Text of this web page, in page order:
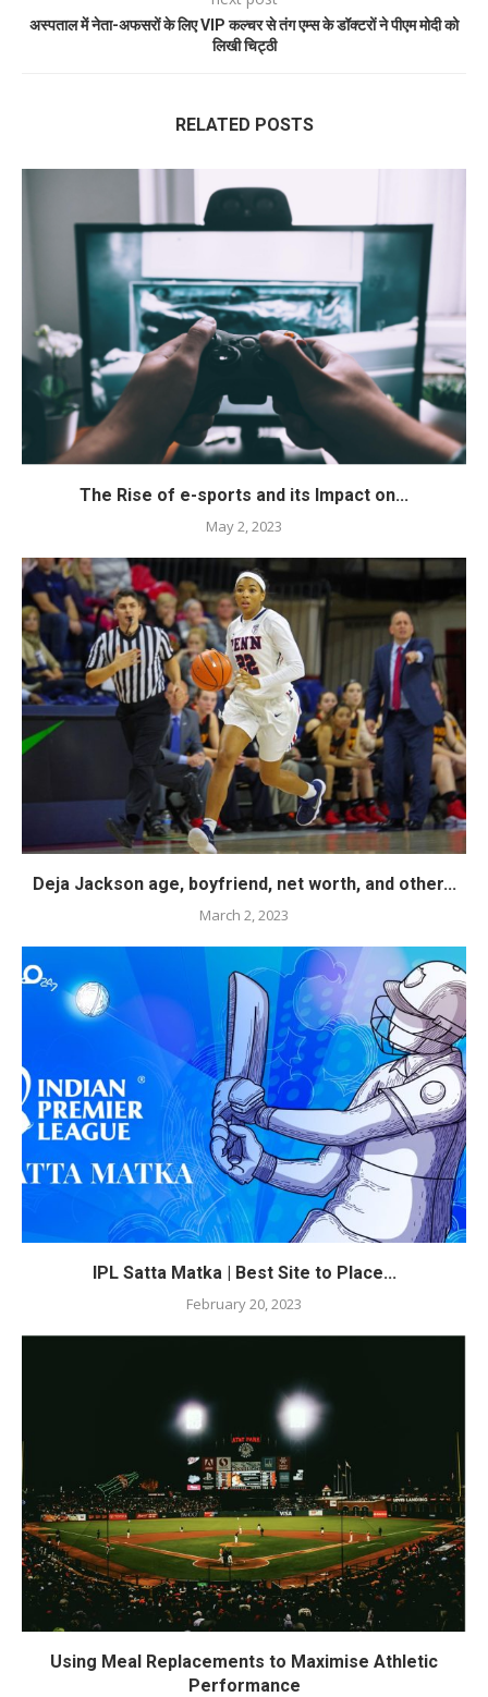
अस्पताल में नेता-अफसरों के लिए VIP कल्चर से तंग एम्स के डॉक्टरों ने पीएम मोदी को
लिखी चिट्ठी
RELATED POSTS
The Rise of e-sports and its Impact on...
May 2, 2023
Deja Jackson age, boyfriend, net worth, and other...
March 2, 2023
IPL Satta Matka | Best Site to Place...
February 20, 2023
Using Meal Replacements to Maximise Athletic
Performance